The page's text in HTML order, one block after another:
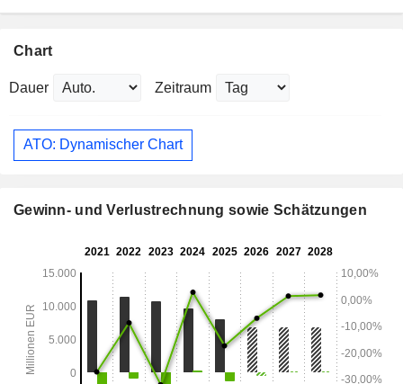
Chart
Dauer Zeitraum
ATO: Dynamischer Chart
Gewinn- und Verlustrechnung sowie Schätzungen